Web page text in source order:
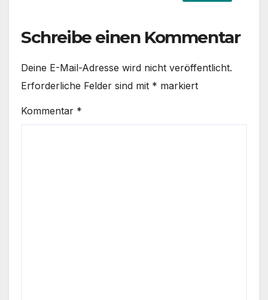
Schreibe einen Kommentar
Deine E-Mail-Adresse wird nicht veröffentlicht.
Erforderliche Felder sind mit * markiert
Kommentar *